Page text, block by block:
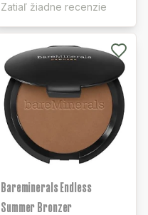
Zatiaľ žiadne recenzie
Bareminerals Endless
Summer Bronzer